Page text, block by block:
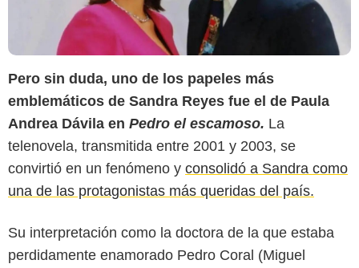
Pero sin duda, uno de los papeles más
emblemáticos de Sandra Reyes fue el de Paula
Andrea Dávila en Pedro el escamoso. La
telenovela, transmitida entre 2001 y 2003, se
convirtió en un fenómeno y consolidó a Sandra como
una de las protagonistas más queridas del país.
Su interpretación como la doctora de la que estaba
perdidamente enamorado Pedro Coral (Miguel